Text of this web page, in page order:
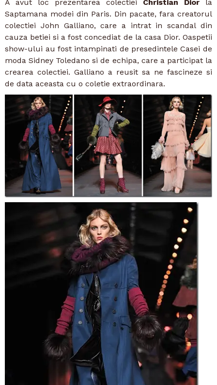
A avut loc prezentarea colectiei Christian Dior la
Saptamana modei din Paris. Din pacate, fara creatorul
colectiei John Galliano, care a intrat in scandal din
cauza betiei si a fost concediat de la casa Dior. Oaspetii
show-ului au fost intampinati de presedintele Casei de
moda Sidney Toledano si de echipa, care a participat la
crearea colectiei. Galliano a reusit sa ne fascineze si
de data aceasta cu o coletie extraordinara.